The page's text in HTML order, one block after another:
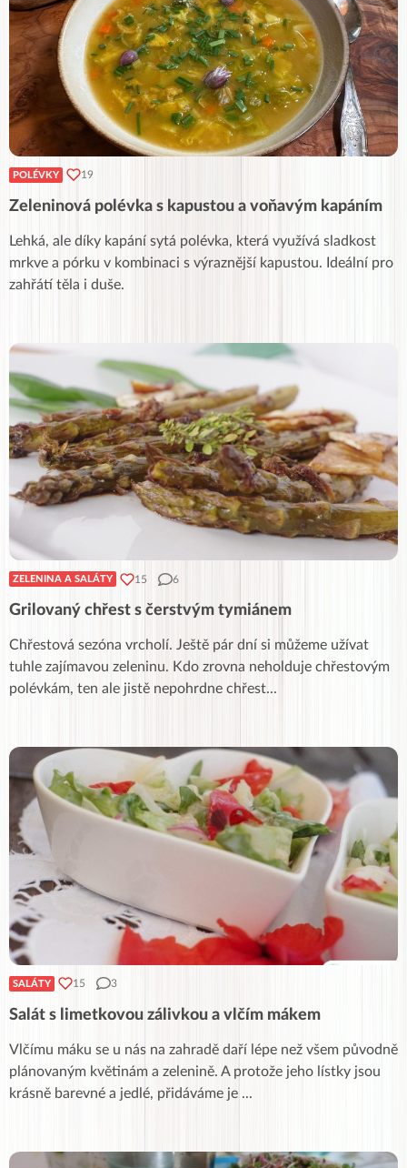
POLÉVKY 19
Zeleninová polévka s kapustou a voňavým kapáním
Lehká, ale díky kapání sytá polévka, která využívá sladkost
mrkve a pórku v kombinaci s výraznější kapustou. Ideální pro
zahřátí těla i duše.
ZELENINA A SALÁTY 15 6
Grilovaný chřest s čerstvým tymiánem
Chřestová sezóna vrcholí. Ještě pár dní si můžeme užívat
tuhle zajímavou zeleninu. Kdo zrovna neholduje chřestovým
polévkám, ten ale jistě nepohrdne chřest...
SALÁTY 15 3
Salát s limetkovou zálivkou a vlčím mákem
Vlčímu máku se u nás na zahradě daří lépe než všem původně
plánovaným květinám a zelenině. A protože jeho lístky jsou
krásně barevné a jedlé, přidáváme je ...